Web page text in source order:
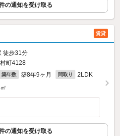
の通知を受け取る
賃貸
徒歩31分
町4128
築年数 築8年9ヶ月 間取り 2LDK
の通知を受け取る